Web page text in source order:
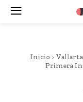
Inicio
Primera